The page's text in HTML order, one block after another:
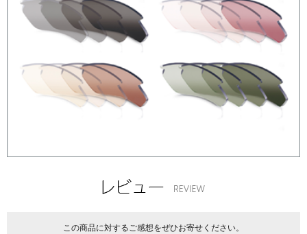
この商品に対するご感想をぜひお寄せください。